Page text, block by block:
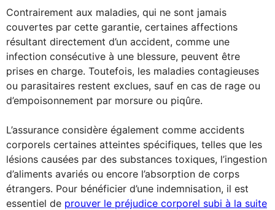
Contrairement aux maladies, qui ne sont jamais
couvertes par cette garantie, certaines affections
résultant directement d’un accident, comme une
infection consécutive à une blessure, peuvent être
prises en charge. Toutefois, les maladies contagieuses
ou parasitaires restent exclues, sauf en cas de rage ou
d’empoisonnement par morsure ou piqûre.
L’assurance considère également comme accidents
corporels certaines atteintes spécifiques, telles que les
lésions causées par des substances toxiques, l’ingestion
d’aliments avariés ou encore l’absorption de corps
étrangers. Pour bénéficier d’une indemnisation, il est
essentiel de prouver le préjudice corporel subi à la suite